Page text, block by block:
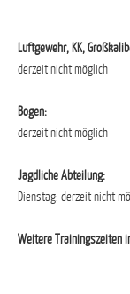
Luftgewehr, KK,
derzeit nicht möglich
Bogen:
derzeit nicht möglich
Jagdliche Abteilung:
Dienstag: derzeit nicht
Weitere Trainingszeiten